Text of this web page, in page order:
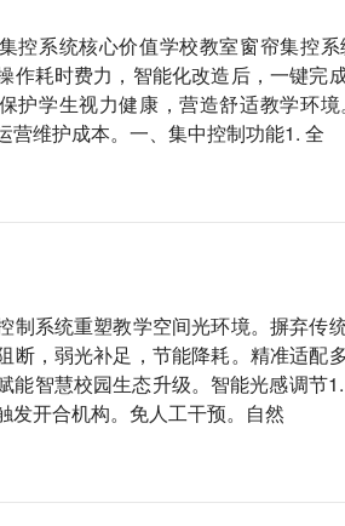
控系统核心价值学校教室窗帘集控
作耗时费力，智能化改造后，一键完
护学生视力健康，营造舒适教学环
营维护成本。一、集中控制功能1. 全
制系统重塑教学空间光环境。摒弃传
断，弱光补足，节能降耗。精准适配
能智慧校园生态升级。智能光感调节
发开合机构。免人工干预。自然